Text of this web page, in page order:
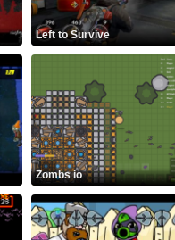
Left to Survive
Zombs io